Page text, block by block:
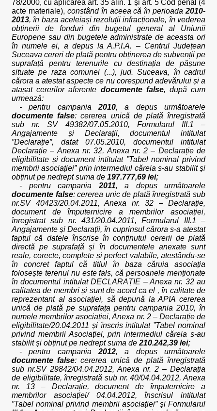
78/2000, cu aplicarea art. 35 alin. 1 și art. 5 Cod penal (4
acte materiale), constând în aceea că în perioada 2010-
2013, în baza aceleiași rezoluții infracționale, în vederea
obținerii de fonduri din bugetul general al Uniunii
Europene sau din bugetele administrate de aceasta ori
în numele ei, a depus la A.P.I.A. – Centrul Județean
Suceava cereri de plată pentru obținerea de subvenții pe
suprafață pentru terenurile cu destinația de pășune
situate pe raza comunei (...), jud. Suceava, în cadrul
cărora a atestat aspecte ce nu corespund adevărului și a
atașat cererilor aferente documente false, după cum
urmează:
- pentru campania 2010, a depus următoarele
documente false: cererea unică de plată înregistrată
sub nr. SV 49382/07.05.2010, Formularul III.1 –
Angajamente și Declarații, documentul intitulat
”Declarație”, datat 07.05.2010, documentul intitulat
Declarație – Anexa nr. 32, Anexa nr. 2 – Declarație de
eligibilitate și document intitulat ”Tabel nominal privind
membrii asociației” prin intermediul căreia s-au stabilit și
obținut pe nedrept suma de 197.777,69 lei;
- pentru campania 2011, a depus următoarele
documente false: cererea unic de plată înregistrată sub
nr.SV 40423/20.04.2011, Anexa nr. 32 – Declarație,
document de împuternicire a membrilor asociației,
înregistrat sub nr. 431/20.04.2011, Formularul III.1 –
Angajamente și Declarații, în cuprinsul cărora s-a atestat
faptul că datele înscrise în conținutul cererii de plată
directă pe suprafață și în documentele anexate sunt
reale, corecte, complete și perfect valabile, atestându-se
în concret faptul că titlul în baza căruia asociația
folosește terenul nu este fals, că persoanele menționate
în documentul intitulat DECLARAȚIE – Anexa nr. 32 au
calitatea de membri și sunt de acord ca el , în calitate de
reprezentant al asociației, să depună la APIA cererea
unică de plată pe suprafața pentru campania 2010, în
numele membrilor asociației, Anexa nr. 2 – Declarație de
eligibilitate/20.04.2011 și înscris intitulat ”Tabel nominal
privind membrii Asociației, prin intermediul căreia s-au
stabilit și obținut pe nedrept suma de 210.242,39 lei;
- pentru campania 2012, a depus următoarele
documente false: cererea unică de plată înregistrată
sub nr.SV 29842/04.04.2012, Anexa nr. 2 – Declarația
de eligibilitate, înregistrată sub nr. 40/04.04.2012, Anexa
nr. 13 – Declarație, document de împuternicire a
membrilor asociației/ 04.04.2012, înscrisul intitulat
”Tabel nominal privind membrii asociației” și Formularul